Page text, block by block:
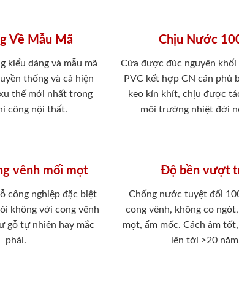
Về Mẫu Mã
kiểu dáng và mẫu mã
thống và cả hiện
thế mới nhất trong
công nội thất.
Chịu Nước
Cửa được đúc nguyên
PVC kết hợp CN cán phủ
keo kín khít, chịu được
môi trường nhiệt đới
vênh mối mọt
công nghiệp đặc biệt
không với cong vênh
gỗ tự nhiên hay mắc
phải.
Độ bền vượt
Chống nước tuyệt đối
cong vênh, không co
mọt, ẩm mốc. Cách âm
lên tới >20